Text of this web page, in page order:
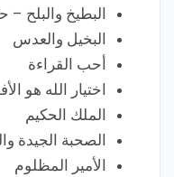
البطيخ والبلح –
البخيل والعدس
أحب القراءة
اختيار الله هو
الملك الحكيم
الصحبة الجيدة
الأمير المظلوم